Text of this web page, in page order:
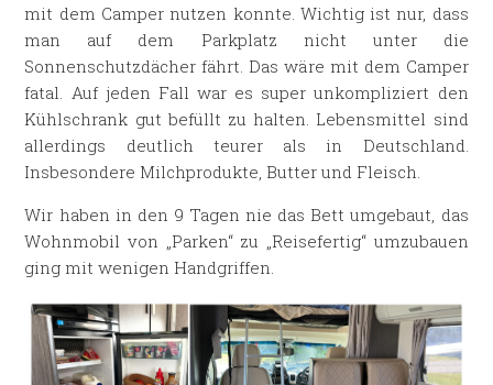
mit dem Camper nutzen konnte. Wichtig ist nur, dass
man auf dem Parkplatz nicht unter die
Sonnenschutzdächer fährt. Das wäre mit dem Camper
fatal. Auf jeden Fall war es super unkompliziert den
Kühlschrank gut befüllt zu halten. Lebensmittel sind
allerdings deutlich teurer als in Deutschland.
Insbesondere Milchprodukte, Butter und Fleisch.
Wir haben in den 9 Tagen nie das Bett umgebaut, das
Wohnmobil von „Parken“ zu „Reisefertig“ umzubauen
ging mit wenigen Handgriffen.